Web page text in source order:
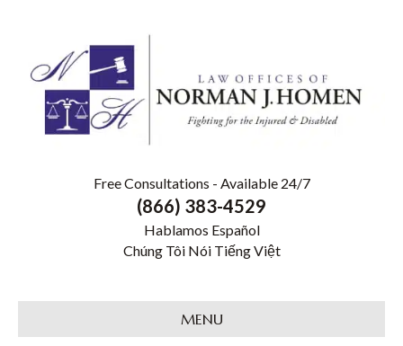
Free Consultations - Available 24/7
(866) 383-4529
Hablamos Español
Chúng Tôi Nói Tiếng Việt
MENU